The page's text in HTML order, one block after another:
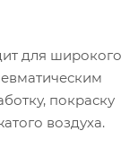
для широкого
покраску
воздуха.